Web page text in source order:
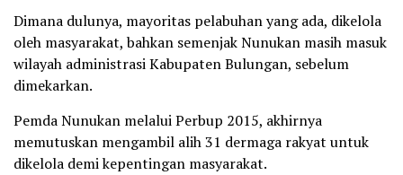
Dimana dulunya, mayoritas pelabuhan yang ada, dikelola
oleh masyarakat, bahkan semenjak Nunukan masih masuk
wilayah administrasi Kabupaten Bulungan, sebelum
dimekarkan.
Pemda Nunukan melalui Perbup 2015, akhirnya
memutuskan mengambil alih 31 dermaga rakyat untuk
dikelola demi kepentingan masyarakat.